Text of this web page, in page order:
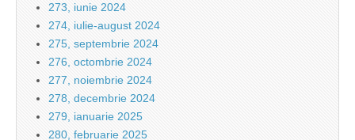
273, iunie 2024
274, iulie-august 2024
275, septembrie 2024
276, octombrie 2024
277, noiembrie 2024
278, decembrie 2024
279, ianuarie 2025
280, februarie 2025